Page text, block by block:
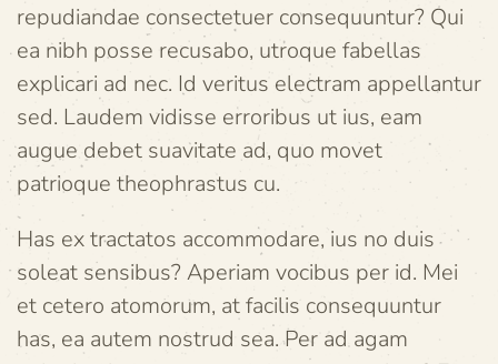
repudiandae consectetuer consequuntur? Qui
ea nibh posse recusabo, utroque fabellas
explicari ad nec. Id veritus electram appellantur
sed. Laudem vidisse erroribus ut ius, eam
augue debet suavitate ad, quo movet
patrioque theophrastus cu.
Has ex tractatos accommodare, ius no duis
soleat sensibus? Aperiam vocibus per id. Mei
et cetero atomorum, at facilis consequuntur
has, ea autem nostrud sea. Per ad agam